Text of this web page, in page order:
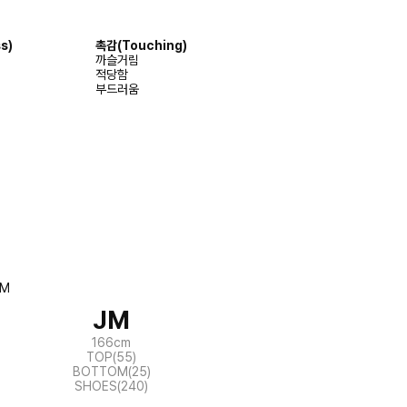
촉감(Touching)
까슬거림
적당함
부드러움
JM
166cm
TOP(55)
BOTTOM(25)
SHOES(240)